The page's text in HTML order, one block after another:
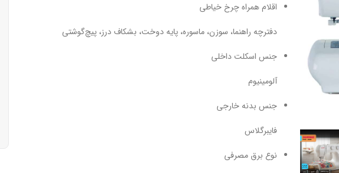
اقلام همراه چرخ خیاطی
دفترچه راهنما، سوزن، ماسوره، پایه دوخت، بشکاف درز، پیچ‌گوشتی
جنس اسکلت داخلی
آلومینیوم
جنس بدنه خارجی
فایبرگلاس
نوع برق مصرفی